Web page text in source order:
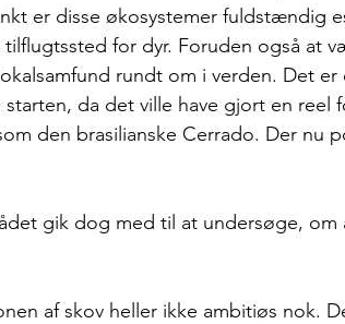
er disse økosystemer fuldstændig
tilflugtssted for dyr. Foruden også at
rundt om i verden. Det er
da det ville have gjort en reel
den brasilianske Cerrado. Der nu
gik dog med til at undersøge, om
af skov heller ikke ambitiøs nok.